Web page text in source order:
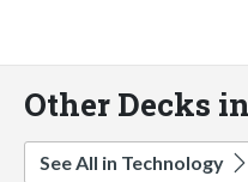
Other Decks
See All in Technology